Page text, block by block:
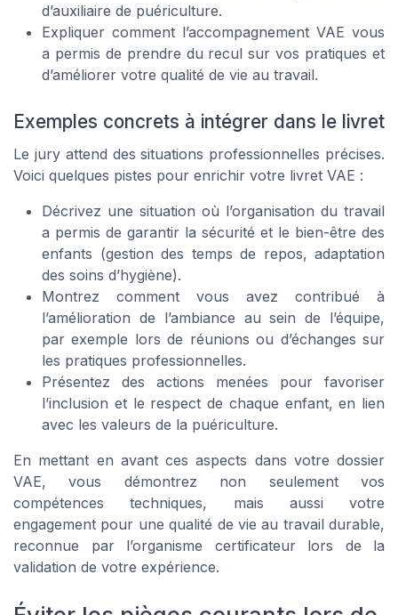
d’auxiliaire de puériculture.
Expliquer comment l’accompagnement VAE vous
a permis de prendre du recul sur vos pratiques et
d’améliorer votre qualité de vie au travail.
Exemples concrets à intégrer dans le livret
Le jury attend des situations professionnelles précises.
Voici quelques pistes pour enrichir votre livret VAE :
Décrivez une situation où l’organisation du travail
a permis de garantir la sécurité et le bien-être des
enfants (gestion des temps de repos, adaptation
des soins d’hygiène).
Montrez comment vous avez contribué à
l’amélioration de l’ambiance au sein de l’équipe,
par exemple lors de réunions ou d’échanges sur
les pratiques professionnelles.
Présentez des actions menées pour favoriser
l’inclusion et le respect de chaque enfant, en lien
avec les valeurs de la puériculture.
En mettant en avant ces aspects dans votre dossier
VAE, vous démontrez non seulement vos
compétences techniques, mais aussi votre
engagement pour une qualité de vie au travail durable,
reconnue par l’organisme certificateur lors de la
validation de votre expérience.